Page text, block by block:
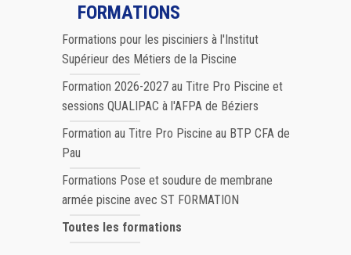
FORMATIONS
Formations pour les pisciniers à l'Institut
Supérieur des Métiers de la Piscine
Formation 2026-2027 au Titre Pro Piscine et
sessions QUALIPAC à l'AFPA de Béziers
Formation au Titre Pro Piscine au BTP CFA de
Pau
Formations Pose et soudure de membrane
armée piscine avec ST FORMATION
Toutes les formations